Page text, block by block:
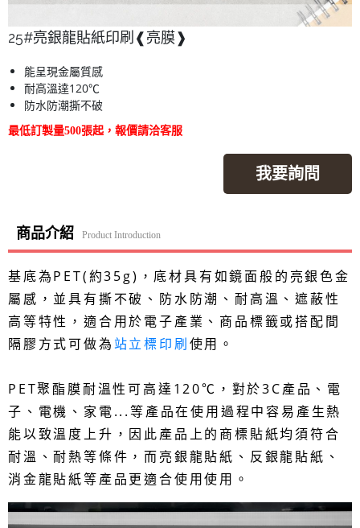
25#亮銀龍貼紙印刷❰亮膜❱
能呈現金屬質感
耐高溫達120℃
防水防潮撕不破
最低訂製量500張起，報價請洽客服
我要詢問
商品介紹 Product Introduction
基底為PET(約35g)，底材具有如鏡面般的亮銀色金
屬感，並具有撕不破、防水防潮、耐高溫、遮蔽性
高等特性，適合用於電子產業、商品標籤或搭配間
隔膠方式可做為 站立標印刷使用。
PET聚酯膜耐溫性可高達120℃，對於3C產品、電
子、電機、家電...等產品在使用過程中容易產生熱
能以致溫度上升，因此產品上的商標貼紙均須符合
耐溫、耐熱等條件，而亮銀龍貼紙、反銀龍貼紙、
消金龍貼紙等產品更適合使用使用。